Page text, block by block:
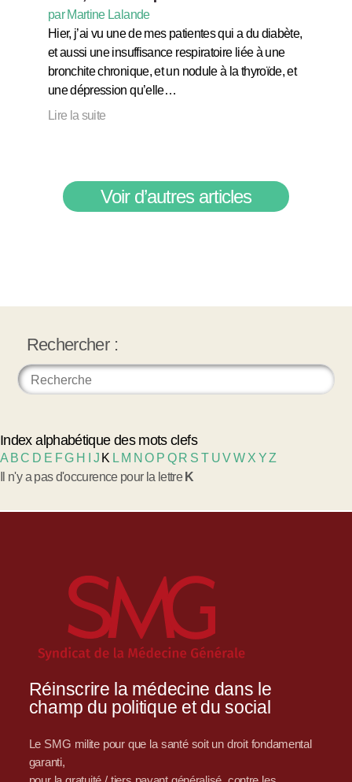
par Martine Lalande
Hier, j’ai vu une de mes patientes qui a du diabète,
et aussi une insuffisance respiratoire liée à une
bronchite chronique, et un nodule à la thyroïde, et
une dépression qu’elle…
Lire la suite
Voir d’autres articles
Rechercher :
Index alphabétique des mots clefs
A BC D E FG H J K L M NO P Q R S T UVW X YZ
Il n'y a pas d'occurence pour la lettre K
Réinscrire la médecine dans le
champ du politique et du social
Le SMG milite pour que la santé soit un droit fondamental
garanti,